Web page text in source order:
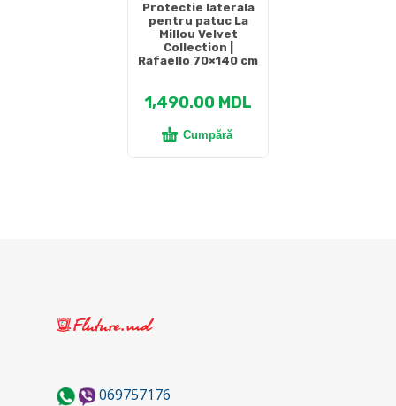
Protectie laterala
pentru patuc La
Millou Velvet
Collection |
Rafaello 70×140 cm
1,490.00 MDL
Cumpără
069757176